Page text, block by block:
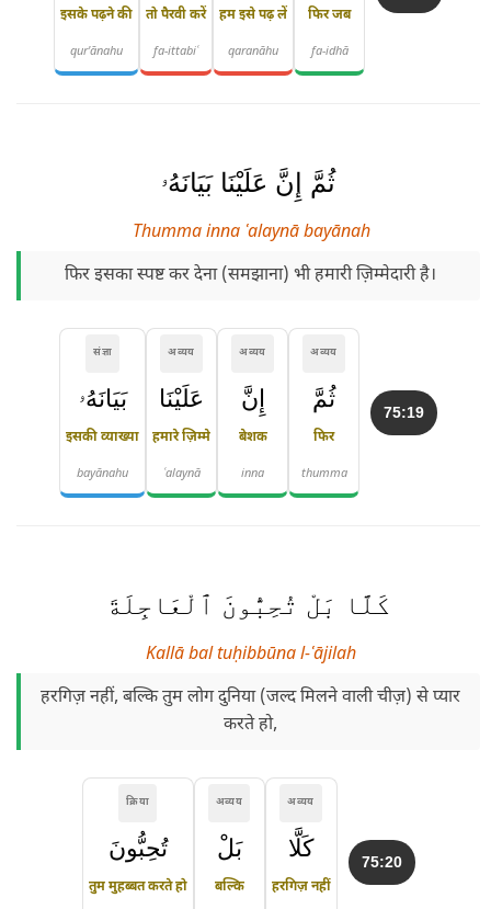
फिर जब
fa-idhā
हम इसे पढ़ लें
qaranāhu
तो पैरवी करें
fa-ittabiʿ
इसके पढ़ने की
qur'ānahu
ثُمَّ إِنَّ عَلَيْنَا بَيَانَهُۥ
Thumma inna ʿalaynā bayānah
फिर इसका स्पष्ट कर देना (समझाना) भी हमारी ज़िम्मेदारी है।
75:19
अव्यय
ثُمَّ
फिर
thumma
अव्यय
إِنَّ
बेशक
inna
अव्यय
عَلَيْنَا
हमारे ज़िम्मे
ʿalaynā
संज्ञा
بَيَانَهُۥ
इसकी व्याख्या
bayānahu
كَلَّا بَلْ تُحِبُّونَ ٱلْعَاجِلَةَ
Kallā bal tuḥibbūna l-ʿājilah
हरगिज़ नहीं, बल्कि तुम लोग दुनिया (जल्द मिलने वाली चीज़) से प्यार
करते हो,
75:20
अव्यय
كَلَّا
हरगिज़ नहीं
अव्यय
بَلْ
बल्कि
क्रिया
تُحِبُّونَ
तुम मुहब्बत करते हो